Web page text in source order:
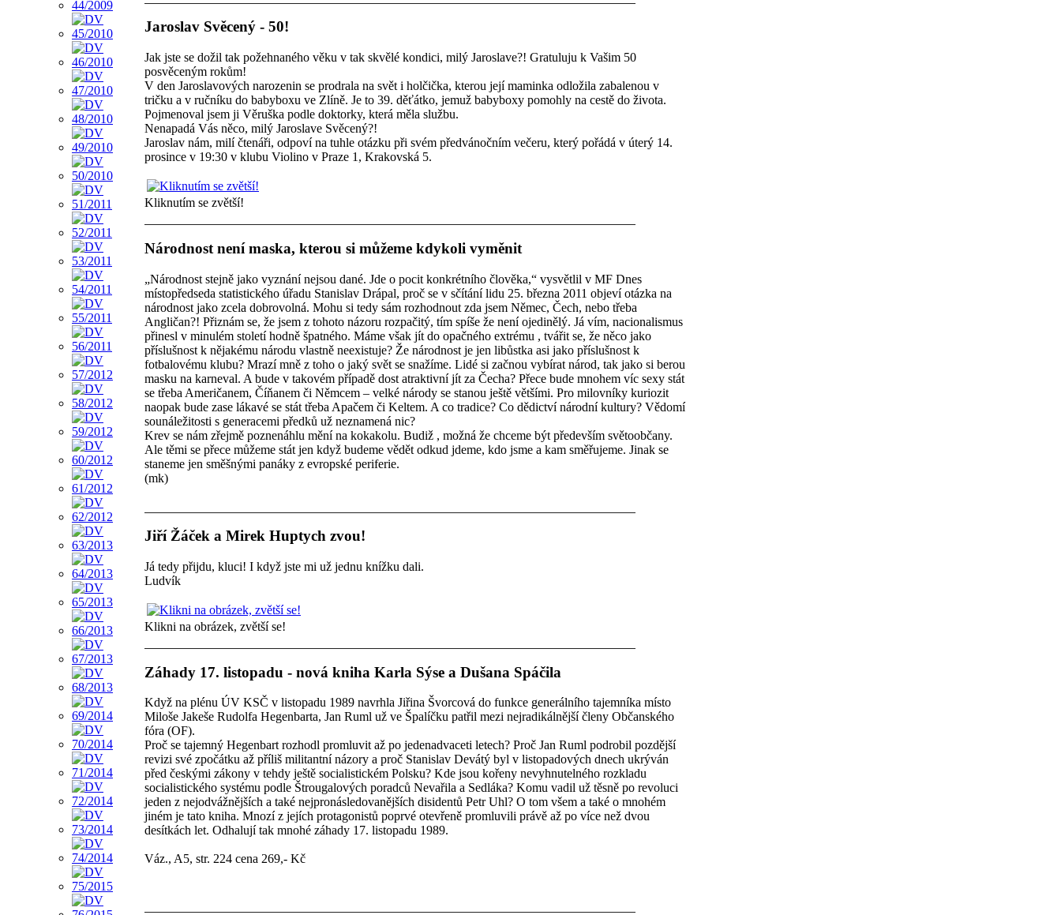
Jaroslav Svěcený - 50!
Jak jste se dožil tak požehnaného věku v tak skvělé kondici, milý Jaroslave?! Gratuluju k Vašim 50
posvěceným rokům!
V den Jaroslavových narozenin se prodrala na svět i holčička, kterou její maminka odložila zabalenou v
tričku a v ručníku do babyboxu ve Zlíně. Je to 39. děťátko, jemuž babyboxy pomohly na cestě do života.
Pojmenoval jsem ji Věruška podle doktorky, která měla službu.
Nenapadá Vás něco, milý Jaroslave Svěcený?!
Jaroslav nám, milí čtenáři, odpoví na tuhle otázku při svém předvánočním večeru, který pořádá v úterý 14.
prosince v 19:30 v klubu Violino v Praze 1, Krakovská 5.
Kliknutím se zvětší!
Národnost není maska, kterou si můžeme kdykoli vyměnit
„Národnost stejně jako vyznání nejsou dané. Jde o pocit konkrétního člověka,“ vysvětlil v MF Dnes
místopředseda statistického úřadu Stanislav Drápal, proč se v sčítání lidu 25. března 2011 objeví otázka na
národnost jako zcela dobrovolná. Mohu si tedy sám rozhodnout zda jsem Němec, Čech, nebo třeba
Angličan?! Přiznám se, že jsem z tohoto názoru rozpačitý, tím spíše že není ojedinělý. Já vím, nacionalismus
přinesl v minulém století hodně špatného. Máme však jít do opačného extrému , tvářit se, že něco jako
příslušnost k nějakému národu vlastně neexistuje? Že národnost je jen libůstka asi jako příslušnost k
fotbalovému klubu? Mrazí mně z toho o jaký svět se snažíme. Lidé si začnou vybírat národ, tak jako si berou
masku na karneval. A bude v takovém případě dost atraktivní jít za Čecha? Přece bude mnohem víc sexy stát
se třeba Američanem, Číňanem či Němcem – velké národy se stanou ještě většími. Pro milovníky kuriozit
naopak bude zase lákavé se stát třeba Apačem či Keltem. A co tradice? Co dědictví národní kultury? Vědomí
sounáležitosti s generacemi předků už neznamená nic?
Krev se nám zřejmě poznenáhlu mění na kokakolu. Budiž , možná že chceme být především světoobčany.
Ale těmi se přece můžeme stát jen když budeme vědět odkud jdeme, kdo jsme a kam směřujeme. Jinak se
staneme jen směšnými panáky z evropské periferie.
(mk)
Jiří Žáček a Mirek Huptych zvou!
Já tedy přijdu, kluci! I když jste mi už jednu knížku dali.
Ludvík
Klikni na obrázek, zvětší se!
Záhady 17. listopadu - nová kniha Karla Sýse a Dušana Spáčila
Když na plénu ÚV KSČ v listopadu 1989 navrhla Jiřina Švorcová do funkce generálního tajemníka místo
Miloše Jakeše Rudolfa Hegenbarta, Jan Ruml už ve Špalíčku patřil mezi nejradikálnější členy Občanského
fóra (OF).
Proč se tajemný Hegenbart rozhodl promluvit až po jedenadvaceti letech? Proč Jan Ruml podrobil pozdější
revizi své zpočátku až příliš militantní názory a proč Stanislav Devátý byl v listopadových dnech ukrýván
před českými zákony v tehdy ještě socialistickém Polsku? Kde jsou kořeny nevyhnutelného rozkladu
socialistického systému podle Štrougalových poradců Nevařila a Sedláka? Komu vadil už těsně po revoluci
jeden z nejodvážnějších a také nejpronásledovanějších disidentů Petr Uhl? O tom všem a také o mnohém
jiném je tato kniha. Mnozí z jejích protagonistů poprvé otevřeně promluvili právě až po více než dvou
desítkách let. Odhalují tak mnohé záhady 17. listopadu 1989.
Váz., A5, str. 224 cena 269,- Kč